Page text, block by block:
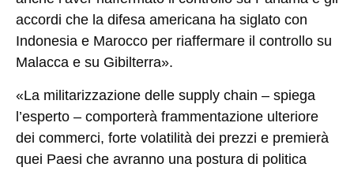
accordi che la difesa americana ha siglato con
Indonesia e Marocco per riaffermare il controllo su
Malacca e su Gibilterra».
«La militarizzazione delle supply chain – spiega
l’esperto – comporterà frammentazione ulteriore
dei commerci, forte volatilità dei prezzi e premierà
quei Paesi che avranno una postura di politica